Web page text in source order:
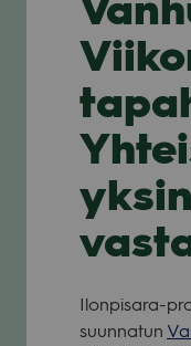
Ilon­pi­sara-
suun­na­tun